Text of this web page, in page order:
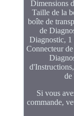
Dimensions
Taille de la
boîte de
de
Diagnostic, 1
Connecteur
Si vous
commande,